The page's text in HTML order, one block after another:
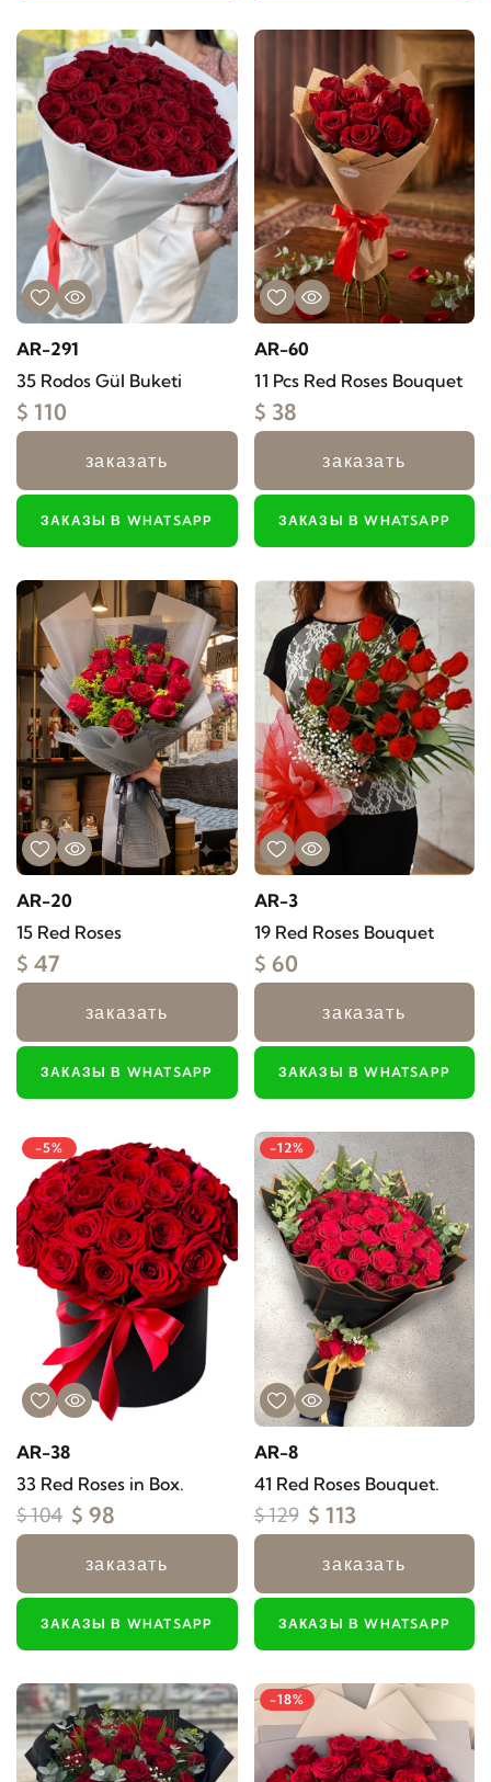
AR-291
35 Rodos Gül Buketi
$ 110
заказать
ЗАКАЗЫ В WHATSAPP
AR-60
11 Pcs Red Roses Bouquet
$ 38
заказать
ЗАКАЗЫ В WHATSAPP
AR-20
15 Red Roses
$ 47
заказать
ЗАКАЗЫ В WHATSAPP
AR-3
19 Red Roses Bouquet
$ 60
заказать
ЗАКАЗЫ В WHATSAPP
-5%
AR-38
33 Red Roses in Box.
$ 104 $ 98
заказать
ЗАКАЗЫ В WHATSAPP
-12%
AR-8
41 Red Roses Bouquet.
$ 129 $ 113
заказать
ЗАКАЗЫ В WHATSAPP
-18%